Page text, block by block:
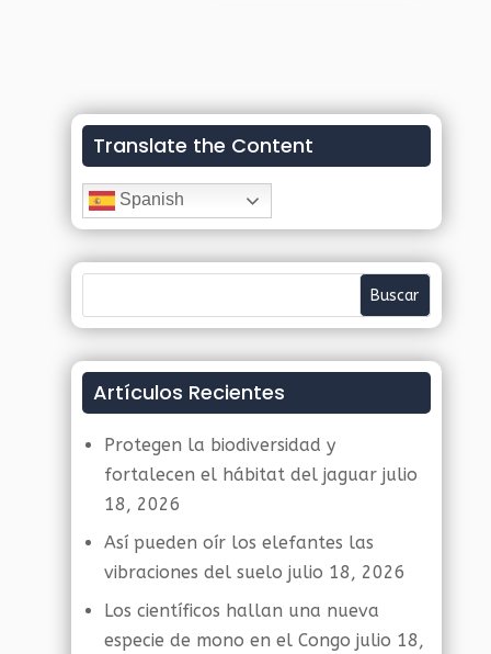
Translate the Content
Spanish
Artículos Recientes
Protegen la biodiversidad y
fortalecen el hábitat del jaguar julio
18, 2026
Así pueden oír los elefantes las
vibraciones del suelo julio 18, 2026
Los científicos hallan una nueva
especie de mono en el Congo julio 18,